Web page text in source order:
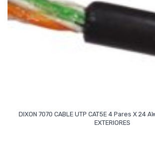
DIXON 7070 CABLE UTP CAT5E 4 Pares X 24
EXTERIORES
Read More